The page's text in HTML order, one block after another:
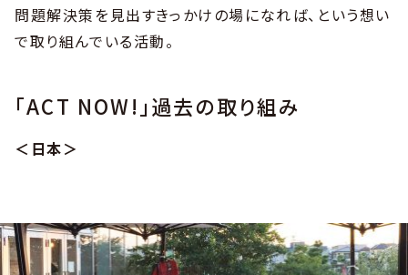
問題解決策を見出すきっかけの場になれば、という想い
で取り組んでいる活動。
「ACT NOW!」過去の取り組み
＜日本＞